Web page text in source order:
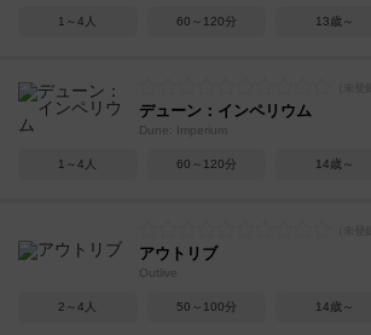
1～4人 60～120分 13歳～
デューン：インペリウム
Dune: Imperium
1～4人 60～120分 14歳～
アウトリブ
Outlive
2～4人 50～100分 14歳～